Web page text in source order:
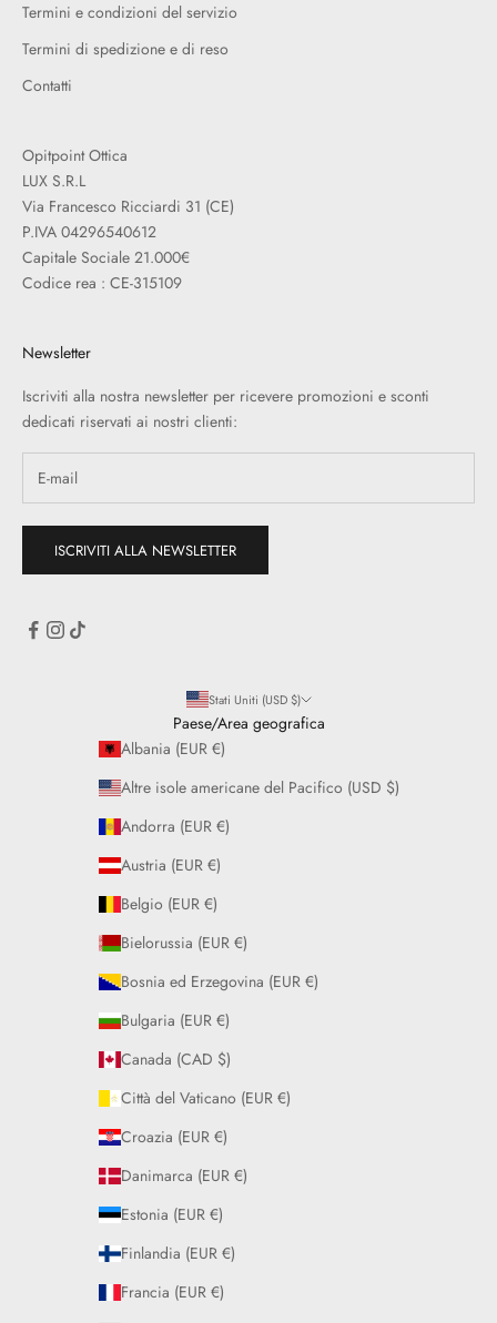
Termini e condizioni del servizio
Termini di spedizione e di reso
Contatti
Opitpoint Ottica
LUX S.R.L
Via Francesco Ricciardi 31 (CE)
P.IVA 04296540612
Capitale Sociale 21.000€
Codice rea : CE-315109
Newsletter
Iscriviti alla nostra newsletter per ricevere promozioni e sconti
dedicati riservati ai nostri clienti:
ISCRIVITI ALLA NEWSLETTER
Stati Uniti (USD $)
Paese/Area geografica
Albania (EUR €)
Altre isole americane del Pacifico (USD $)
Andorra (EUR €)
Austria (EUR €)
Belgio (EUR €)
Bielorussia (EUR €)
Bosnia ed Erzegovina (EUR €)
Bulgaria (EUR €)
Canada (CAD $)
Città del Vaticano (EUR €)
Croazia (EUR €)
Danimarca (EUR €)
Estonia (EUR €)
Finlandia (EUR €)
Francia (EUR €)